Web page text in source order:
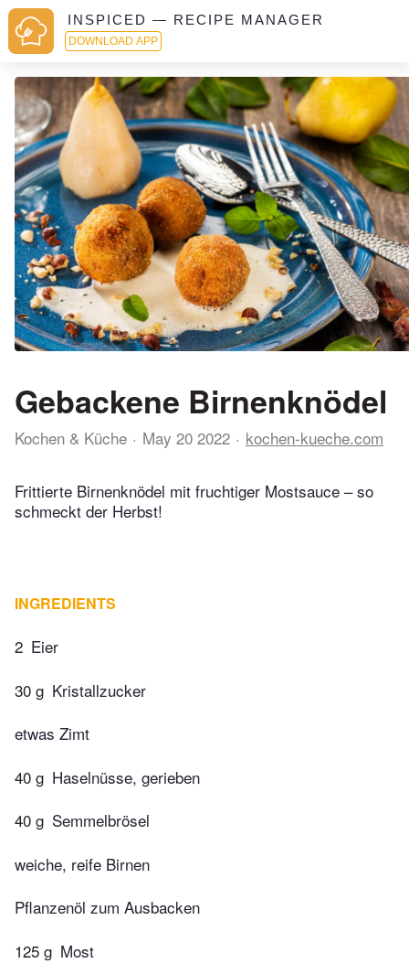
INSPICED — RECIPE MANAGER
DOWNLOAD APP
Gebackene Birnenknödel
Kochen & Küche May 20 2022 kochen-kueche.com
Frittierte Birnenknödel mit fruchtiger Mostsauce – so
schmeckt der Herbst!
INGREDIENTS
2 Eier
30 g Kristallzucker
etwas Zimt
40 g Haselnüsse, gerieben
40 g Semmelbrösel
weiche, reife Birnen
Pflanzenöl zum Ausbacken
125 g Most